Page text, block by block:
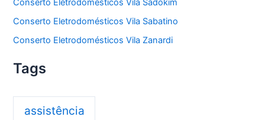
Conserto Eletrodomésticos Vila Sadokim
Conserto Eletrodomésticos Vila Sabatino
Conserto Eletrodomésticos Vila Zanardi
Tags
assistência